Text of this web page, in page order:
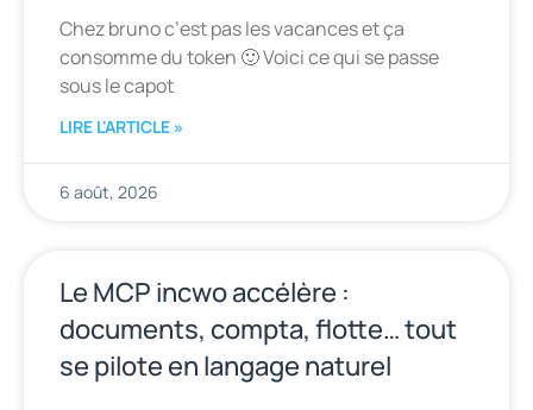
Chez bruno c’est pas les vacances et ça
consomme du token 🙂 Voici ce qui se passe
sous le capot
LIRE L'ARTICLE »
6 août, 2026
Le MCP incwo accélère :
documents, compta, flotte… tout
se pilote en langage naturel